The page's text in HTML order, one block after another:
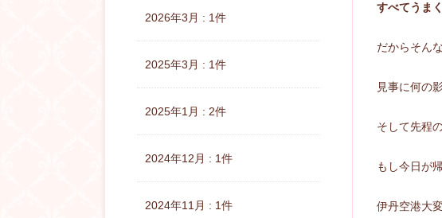
すべてうま
だからそん
見事に何の
そして先程
もし今日が
伊丹空港大
2026年3月 : 1件
2025年3月 : 1件
2025年1月 : 2件
2024年12月 : 1件
2024年11月 : 1件